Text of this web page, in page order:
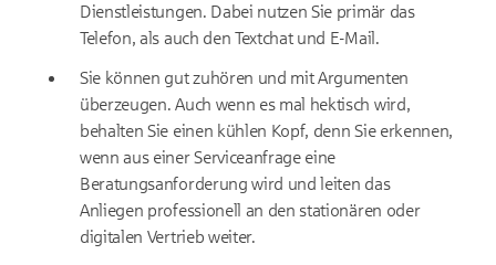
Dienstleistungen. Dabei nutzen Sie primär das
Telefon, als auch den Textchat und E-Mail.
Sie können gut zuhören und mit Argumenten
überzeugen. Auch wenn es mal hektisch wird,
behalten Sie einen kühlen Kopf, denn Sie erkennen,
wenn aus einer Serviceanfrage eine
Beratungsanforderung wird und leiten das
Anliegen professionell an den stationären oder
digitalen Vertrieb weiter.